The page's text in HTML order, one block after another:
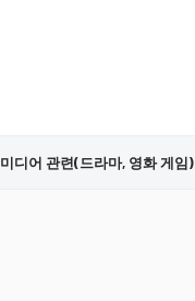
미디어 관련(드라마, 영화 게임)